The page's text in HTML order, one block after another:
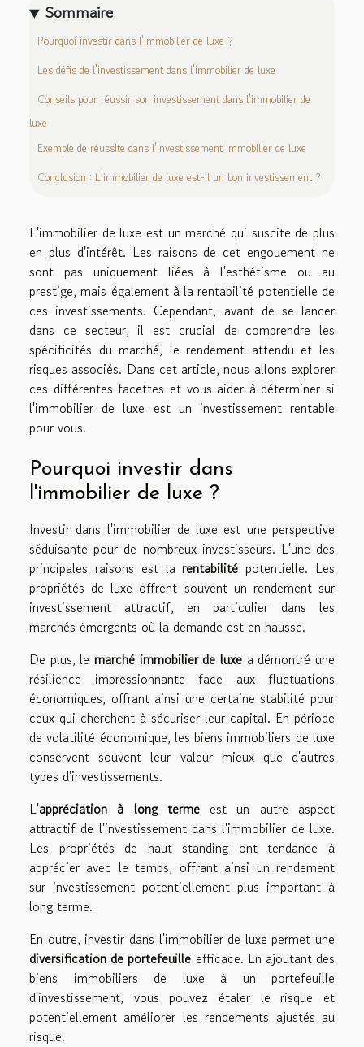
Sommaire
Pourquoi investir dans l'immobilier de luxe ?
Les défis de l'investissement dans l'immobilier de luxe
Conseils pour réussir son investissement dans l'immobilier de
luxe
Exemple de réussite dans l'investissement immobilier de luxe
Conclusion : L'immobilier de luxe est-il un bon investissement ?
L'immobilier de luxe est un marché qui suscite de plus
en plus d'intérêt. Les raisons de cet engouement ne
sont pas uniquement liées à l'esthétisme ou au
prestige, mais également à la rentabilité potentielle de
ces investissements. Cependant, avant de se lancer
dans ce secteur, il est crucial de comprendre les
spécificités du marché, le rendement attendu et les
risques associés. Dans cet article, nous allons explorer
ces différentes facettes et vous aider à déterminer si
l'immobilier de luxe est un investissement rentable
pour vous.
Pourquoi investir dans
l'immobilier de luxe ?
Investir dans l'immobilier de luxe est une perspective
séduisante pour de nombreux investisseurs. L'une des
principales raisons est larentabilité potentielle. Les
propriétés de luxe offrent souvent un rendement sur
investissement attractif, en particulier dans les
marchés émergents où la demande est en hausse.
De plus, le marché immobilier de luxe a démontré une
résilience impressionnante face aux fluctuations
économiques, offrant ainsi une certaine stabilité pour
ceux qui cherchent à sécuriser leur capital. En période
de volatilité économique, les biens immobiliers de luxe
conservent souvent leur valeur mieux que d'autres
types d'investissements.
L'appréciation à long termeest un autre aspect
attractif de l'investissement dans l'immobilier de luxe.
Les propriétés de haut standing ont tendance à
apprécier avec le temps, offrant ainsi un rendement
sur investissement potentiellement plus important à
long terme.
En outre, investir dans l'immobilier de luxe permet une
diversification de portefeuille efficace. En ajoutant des
biens immobiliers de luxe à un portefeuille
d'investissement, vous pouvez étaler le risque et
potentiellement améliorer les rendements ajustés au
risque.